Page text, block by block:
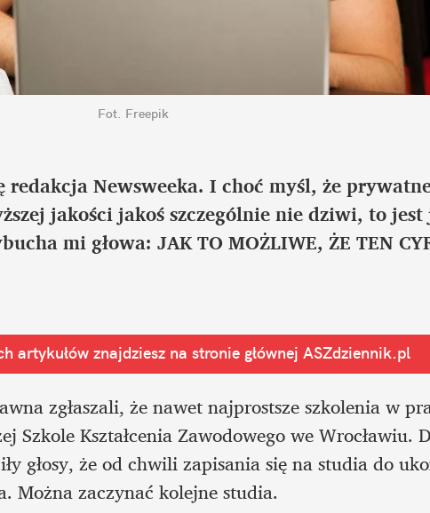
Fot. Freepik
redakcja Newsweeka. I choć myśl, że
jakości jakoś szczególnie nie dziwi, to jest
mi głowa: JAK TO MOŻLIWE, ŻE TEN
artykułów znajdziesz na stronie głównej ASZdziennik.pl
zgłaszali, że nawet najprostsze szkolenia w
Szkole Kształcenia Zawodowego we Wrocławiu.
głosy, że od chwili zapisania się na studia do
Można zaczynać kolejne studia.